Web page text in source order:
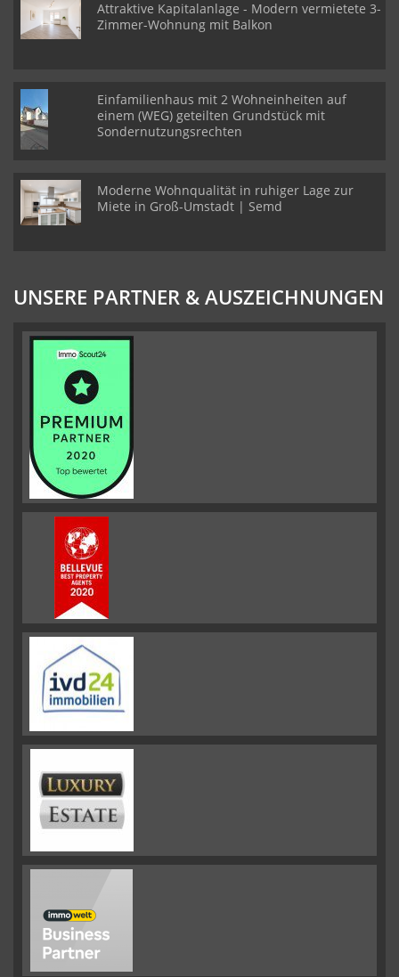
Attraktive Kapitalanlage - Modern vermietete 3-
Zimmer-Wohnung mit Balkon
Einfamilienhaus mit 2 Wohneinheiten auf
einem (WEG) geteilten Grundstück mit
Sondernutzungsrechten
Moderne Wohnqualität in ruhiger Lage zur
Miete in Groß-Umstadt | Semd
UNSERE PARTNER & AUSZEICHNUNGEN